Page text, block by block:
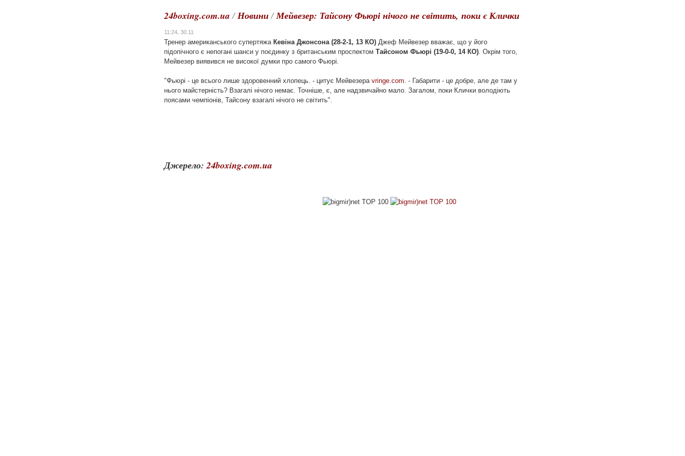
24boxing.com.ua /Новини/Мейвезер: Тайсону Фьюрі нічого не світить, поки є Клички
11:24, 30.11
Тренер американського супертяжа Кевіна Джонсона (28-2-1, 13 КО) Джеф Мейвезер вважає, що у його
підопічного є непогані шанси у поєдинку з британським проспектом Тайсоном Фьюрі (19-0-0, 14 КО). Окрім того,
Мейвезер виявився не високої думки про самого Фьюрі.
"Фьюрі - це всього лише здоровенний хлопець. - цитує Мейвезера vringe.com. - Габарити - це добре, але де там у
нього майстерність? Взагалі нічого немає. Точніше, є, але надзвичайно мало. Загалом, поки Клички володіють
поясами чемпіонів, Тайсону взагалі нічого не світить".
Джерело:24boxing.com.ua